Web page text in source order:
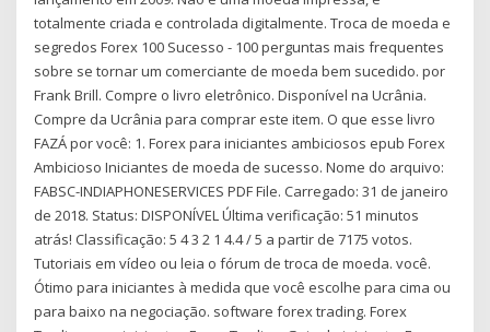
totalmente criada e controlada digitalmente. Troca de moeda e
segredos Forex 100 Sucesso - 100 perguntas mais frequentes
sobre se tornar um comerciante de moeda bem sucedido. por
Frank Brill. Compre o livro eletrônico. Disponível na Ucrânia.
Compre da Ucrânia para comprar este item. O que esse livro
FAZÁ por você: 1. Forex para iniciantes ambiciosos epub Forex
Ambicioso Iniciantes de moeda de sucesso. Nome do arquivo:
FABSC-INDIAPHONESERVICES PDF File. Carregado: 31 de janeiro
de 2018. Status: DISPONÍVEL Última verificação: 51 minutos
atrás! Classificação: 5 4 3 2 1 4.4 / 5 a partir de 7175 votos.
Tutoriais em vídeo ou leia o fórum de troca de moeda. você.
Ótimo para iniciantes à medida que você escolhe para cima ou
para baixo na negociação. software forex trading. Forex